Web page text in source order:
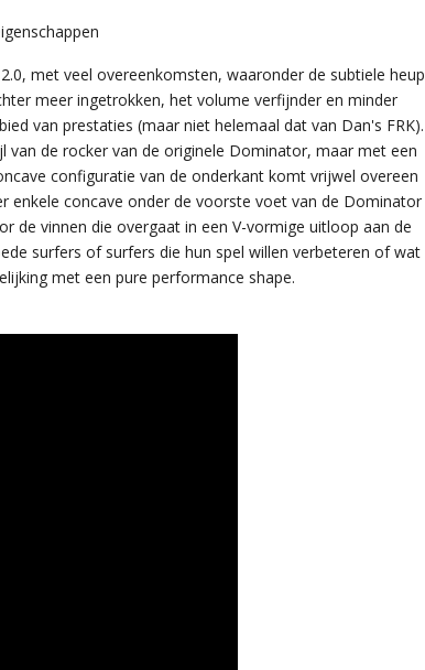
met veel overeenkomsten, waaronder de subtiele heup
meer ingetrokken, het volume verfijnder en minder
van prestaties (maar niet helemaal dat van Dan's FRK).
de rocker van de originele Dominator, maar met een
configuratie van de onderkant komt vrijwel overeen
enkele concave onder de voorste voet van de Dominator
de vinnen die overgaat in een V-vormige uitloop aan de
surfers of surfers die hun spel willen verbeteren of wat
met een pure performance shape.